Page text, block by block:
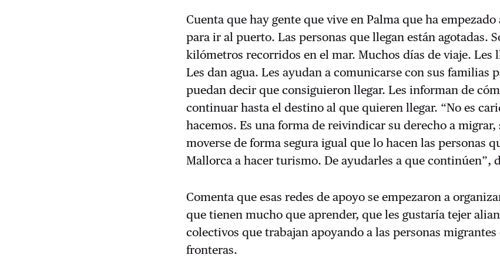
Cuenta que hay gente que vive en Palma que ha empezado
para ir al puerto. Las personas que llegan están agotadas.
kilómetros recorridos en el mar. Muchos días de viaje. Les
Les dan agua. Les ayudan a comunicarse con sus familias
puedan decir que consiguieron llegar. Les informan de
continuar hasta el destino al que quieren llegar. “No es
hacemos. Es una forma de reivindicar su derecho a migrar,
moverse de forma segura igual que lo hacen las personas
Mallorca a hacer turismo. De ayudarles a que continúen”,
Comenta que esas redes de apoyo se empezaron a
que tienen mucho que aprender, que les gustaría tejer
colectivos que trabajan apoyando a las personas migrantes
fronteras.